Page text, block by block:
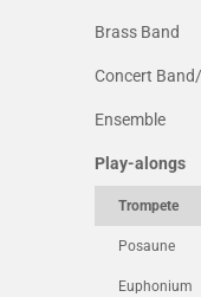
Brass Band
Concert
Ensemble
Play-alongs
Trompete
Posaune
Euphonium